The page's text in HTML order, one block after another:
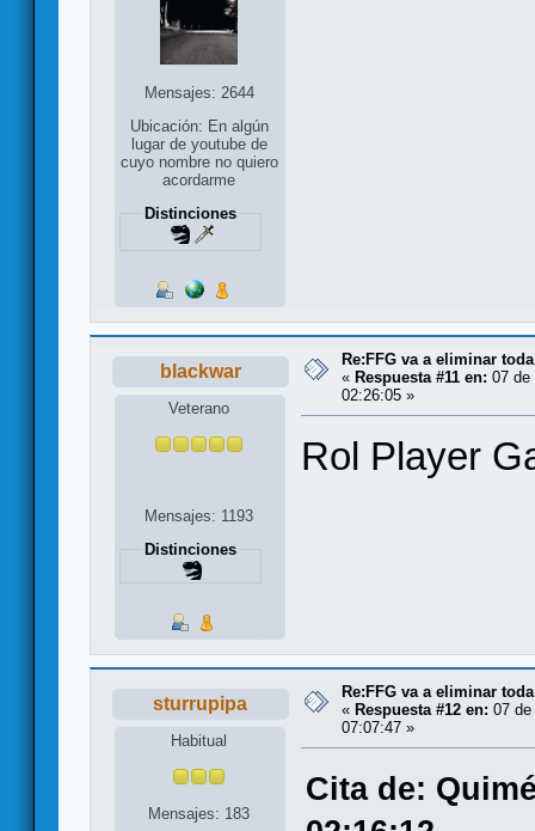
Mensajes: 2644
Ubicación: En algún
lugar de youtube de
cuyo nombre no quiero
acordarme
Distinciones
blackwar
Veterano
Mensajes: 1193
Distinciones
Re:FFG va a eliminar
« Respuesta #11 en: 07 de
02:26:05 »
Rol Player
sturrupipa
Habitual
Mensajes: 183
Re:FFG va a eliminar
« Respuesta #12 en: 07
07:07:47 »
Cita de: